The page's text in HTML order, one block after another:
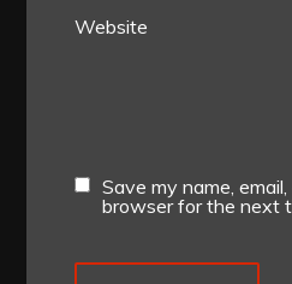
Website
Save my name,
browser for the next